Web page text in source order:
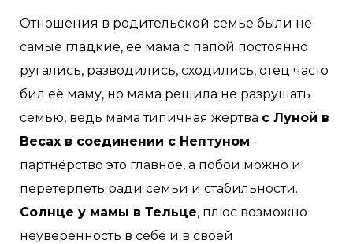
Отношения в родительской семье были не
самые гладкие, ее мама с папой постоянно
ругались, разводились, сходились, отец часто
бил её маму, но мама решила не разрушать
семью, ведь мама типичная жертва с Луной в
Весах в соединении с Нептуном -
партнёрство это главное, а побои можно и
перетерпеть ради семьи и стабильности.
Солнце у мамы в Тельце, плюс возможно
неуверенность в себе и в своей